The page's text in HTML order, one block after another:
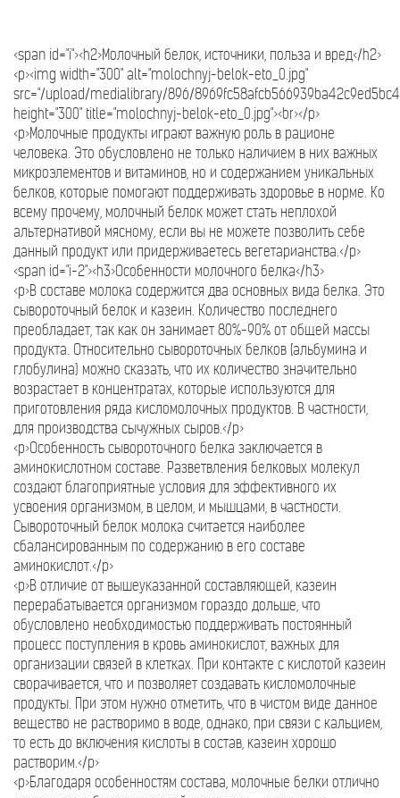
<span id="i"><h2>Молочный белок, источники, польза и вред</h2>
<p><img width="300" alt="molochnyj-belok-eto_0.jpg"
src="/upload/medialibrary/896/
height="300" title="molochnyj-belok-eto_0.jpg"><br></p>
<p>Молочные продукты играют важную роль в рационе
человека. Это обусловлено не только наличием в них важных
микроэлементов и витаминов, но и содержанием уникальных
белков, которые помогают поддерживать здоровье в норме. Ко
всему прочему, молочный белок может стать неплохой
альтернативой мясному, если вы не можете позволить себе
данный продукт или придерживаетесь вегетарианства.</p>
<span id="i-2"><h3>Особенности молочного белка</h3>
<p>В составе молока содержится два основных вида белка. Это
сывороточный белок и казеин. Количество последнего
преобладает, так как он занимает 80%-90% от общей массы
продукта. Относительно сывороточных белков (альбумина и
глобулина) можно сказать, что их количество значительно
возрастает в концентратах, которые используются для
приготовления ряда кисломолочных продуктов. В частности,
для производства сычужных сыров.</p>
<p>Особенность сывороточного белка заключается в
аминокислотном составе. Разветвления белковых молекул
создают благоприятные условия для эффективного их
усвоения организмом, в целом, и мышцами, в частности.
Сывороточный белок молока считается наиболее
сбалансированным по содержанию в его составе
аминокислот.</p>
<p>В отличие от вышеуказанной составляющей, казеин
перерабатывается организмом гораздо дольше, что
обусловлено необходимостью поддерживать постоянный
процесс поступления в кровь аминокислот, важных для
организации связей в клетках. При контакте с кислотой казеин
сворачивается, что и позволяет создавать кисломолочные
продукты. При этом нужно отметить, что в чистом виде данное
вещество не растворимо в воде, однако, при связи с кальцием,
то есть до включения кислоты в состав, казеин хорошо
растворим.</p>
<p>Благодаря особенностям состава, молочные белки отлично